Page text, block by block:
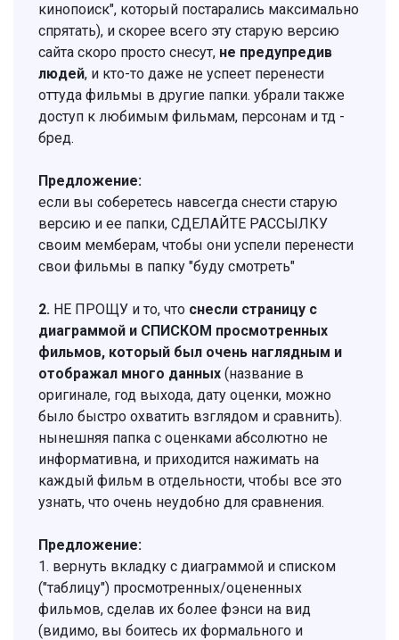
кинопоиск", который постарались максимально
спрятать), и скорее всего эту старую версию
сайта скоро просто снесут, не предупредив
людей, и кто-то даже не успеет перенести
оттуда фильмы в другие папки. убрали также
доступ к любимым фильмам, персонам и тд -
бред.
Предложение:
если вы соберетесь навсегда снести старую
версию и ее папки, СДЕЛАЙТЕ РАССЫЛКУ
своим мемберам, чтобы они успели перенести
свои фильмы в папку "буду смотреть"
2. НЕ ПРОЩУ и то, что снесли страницу с
диаграммой и СПИСКОМ просмотренных
фильмов, который был очень наглядным и
отображал много данных (название в
оригинале, год выхода, дату оценки, можно
было быстро охватить взглядом и сравнить).
нынешняя папка с оценками абсолютно не
информативна, и приходится нажимать на
каждый фильм в отдельности, чтобы все это
узнать, что очень неудобно для сравнения.
Предложение:
1. вернуть вкладку с диаграммой и списком
("таблицу") просмотренных/оцененных
фильмов, сделав их более фэнси на вид
(видимо, вы боитесь их формального и